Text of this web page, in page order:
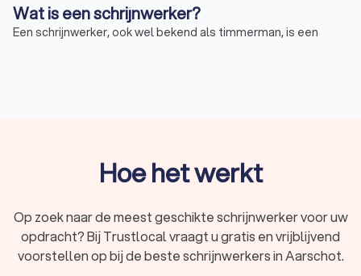
Wat is een schrijnwerker?
Een schrijnwerker, ook wel bekend als timmerman, is een
Een schrijnwerker speelt een belangrijke rol in verschillende
onderdelen van zowel bouw als ontwerp. De werkzaamheden
van een schrijnwerker zijn divers en omvatten onder meer:
het ontwerpen en realiseren van op maat gemaakte
Hoe het werkt
Op zoek naar de meest geschikte schrijnwerker voor uw
opdracht? Bij Trustlocal vraagt u gratis en vrijblijvend
voorstellen op bij de beste schrijnwerkers in Aarschot.